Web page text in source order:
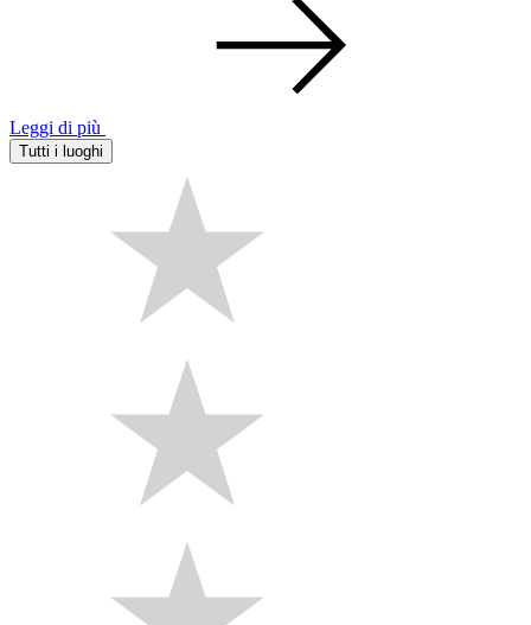
Leggi di più
Tutti i luoghi